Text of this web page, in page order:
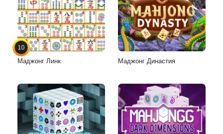
10
Маджонг Линк Маджонг Династия